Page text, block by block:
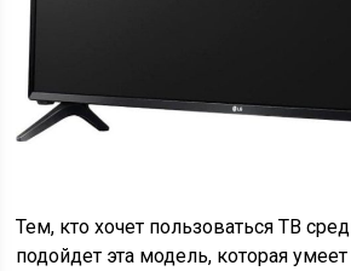
Тем, кто хочет пользоваться ТВ
подойдет эта модель, которая